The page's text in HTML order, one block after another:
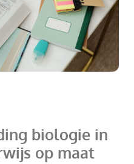
biologie in
op maat